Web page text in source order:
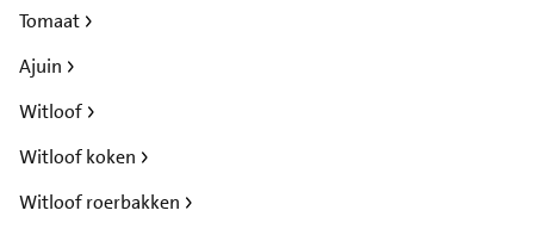
Tomaat
Ajuin
Witloof
Witloof koken
Witloof roerbakken